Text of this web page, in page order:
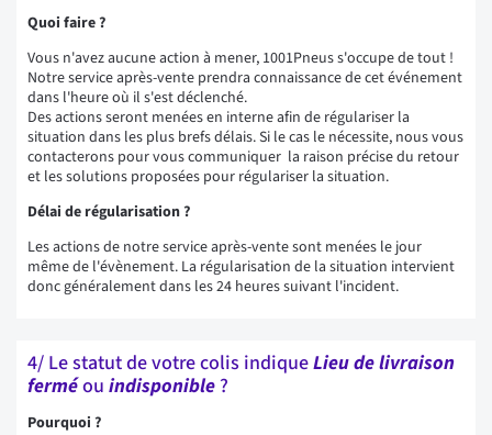
Quoi faire ?
Vous n'avez aucune action à mener, 1001Pneus s'occupe de tout !
Notre service après-vente prendra connaissance de cet événement
dans l'heure où il s'est déclenché.
Des actions seront menées en interne afin de régulariser la
situation dans les plus brefs délais. Si le cas le nécessite, nous vous
contacterons pour vous communiquer la raison précise du retour
et les solutions proposées pour régulariser la situation.
Délai de régularisation ?
Les actions de notre service après-vente sont menées le jour
même de l'évènement. La régularisation de la situation intervient
donc généralement dans les 24 heures suivant l'incident.
4/ Le statut de votre colis indiqueLieu de livraison
ferméou indisponible ?
Pourquoi ?